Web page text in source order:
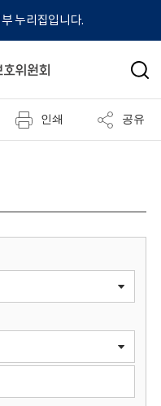
누리집입니다.
검
인쇄 공유